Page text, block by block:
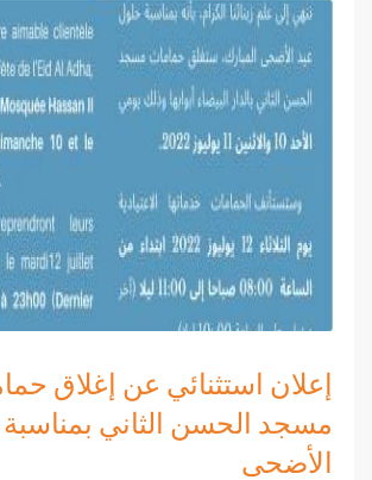
إعلان استثنائي عن إغلاق
مسجد الحسن الثاني
الأضحى